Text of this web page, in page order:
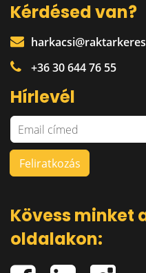
Kérdésed van?
+36 30 644 76 55
Hírlevél
Kövess minket
oldalakon: